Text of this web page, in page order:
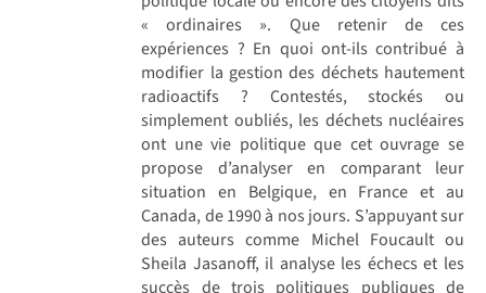
« ordinaires ». Que retenir de ces
expériences ? En quoi ont-ils contribué à
modifier la gestion des déchets hautement
radioactifs ? Contestés, stockés ou
simplement oubliés, les déchets nucléaires
ont une vie politique que cet ouvrage se
propose d’analyser en comparant leur
situation en Belgique, en France et au
Canada, de 1990 à nos jours. S’appuyant sur
des auteurs comme Michel Foucault ou
Sheila Jasanoff, il analyse les échecs et les
succès de trois politiques publiques de